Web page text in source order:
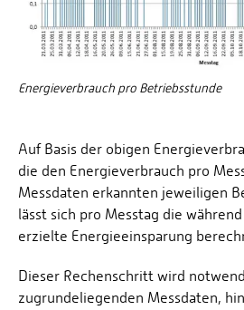
Energieverbrauch pro Betriebsstunde
Auf Basis der obigen
die den Energieverbrauch pro
Messdaten erkannten jeweiligen
lässt sich pro Messtag die
erzielte Energieeinsparung
Dieser Rechenschritt wird
zugrundeliegenden Messdaten,